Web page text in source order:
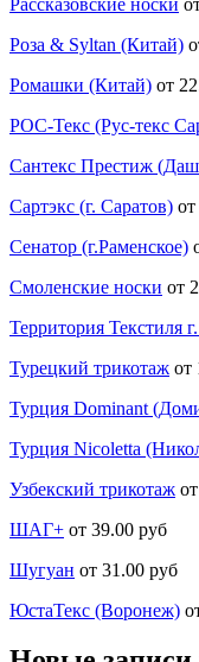
Роза & Syltan (Китай)
Ромашки (Китай) от
РОС-Текс (Рус-текс
Сантекс Престиж
Сартэкс (г. Саратов)
Сенатор (г.Раменское)
Смоленские носки от
Территория Текстиля
Турецкий трикотаж от
Турция Dominant
Турция Nicoletta
Узбекский трикотаж
ШАГ+ от 39.00 руб
Шугуан от 31.00 руб
ЮстаТекс (Воронеж)